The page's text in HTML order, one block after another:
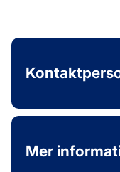
Mer